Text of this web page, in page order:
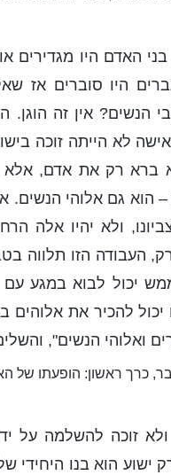
האדם היו מגדירים
היו סוברים אז
אין זה הוגן.
לא הייתה זוכה
ברא רק את אדם, אלא
הוא גם אלוהי הנשים.
ולא יהיו אלה
העבודה הזו תלווה
יכול לבוא במגע
להכיר את
ואלוהי הנשים",
כרך ראשון: הופעתו של
זוכה להשלמה על
ישוע הוא בנו